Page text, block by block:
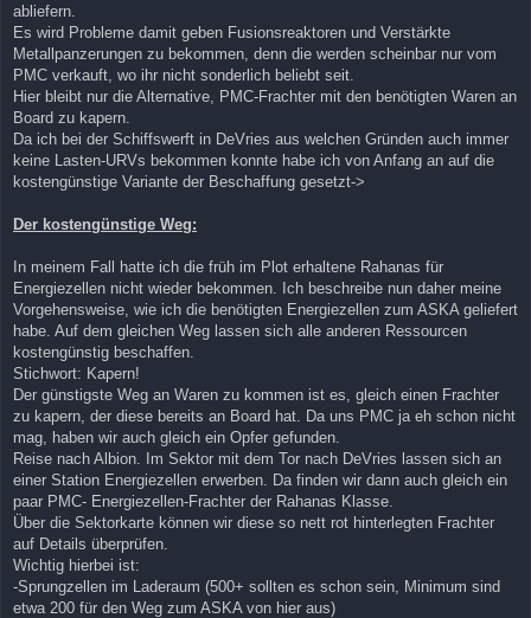
abliefern.
Es wird Probleme damit geben Fusionsreaktoren und Verstärkte
Metallpanzerungen zu bekommen, denn die werden scheinbar nur vom
PMC verkauft, wo ihr nicht sonderlich beliebt seit.
Hier bleibt nur die Alternative, PMC-Frachter mit den benötigten Waren an
Board zu kapern.
Da ich bei der Schiffswerft in DeVries aus welchen Gründen auch immer
keine Lasten-URVs bekommen konnte habe ich von Anfang an auf die
kostengünstige Variante der Beschaffung gesetzt->
Der kostengünstige Weg:
In meinem Fall hatte ich die früh im Plot erhaltene Rahanas für
Energiezellen nicht wieder bekommen. Ich beschreibe nun daher meine
Vorgehensweise, wie ich die benötigten Energiezellen zum ASKA geliefert
habe. Auf dem gleichen Weg lassen sich alle anderen Ressourcen
kostengünstig beschaffen.
Stichwort: Kapern!
Der günstigste Weg an Waren zu kommen ist es, gleich einen Frachter
zu kapern, der diese bereits an Board hat. Da uns PMC ja eh schon nicht
mag, haben wir auch gleich ein Opfer gefunden.
Reise nach Albion. Im Sektor mit dem Tor nach DeVries lassen sich an
einer Station Energiezellen erwerben. Da finden wir dann auch gleich ein
paar PMC- Energiezellen-Frachter der Rahanas Klasse.
Über die Sektorkarte können wir diese so nett rot hinterlegten Frachter
auf Details überprüfen.
Wichtig hierbei ist:
-Sprungzellen im Laderaum (500+ sollten es schon sein, Minimum sind
etwa 200 für den Weg zum ASKA von hier aus)